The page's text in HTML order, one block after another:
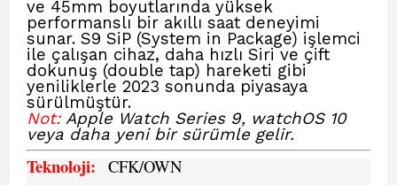
ve 45mm boyutlarında yüksek
performanslı bir akıllı saat deneyimi
sunar. S9 SiP (System in Package) işlemci
ile çalışan cihaz, daha hızlı Siri ve çift
dokunuş (double tap) hareketi gibi
yeniliklerle 2023 sonunda piyasaya
sürülmüştür.
Not: Apple Watch Series 9, watchOS 10
veya daha yeni bir sürümle gelir.
Teknoloji: CFK/OWN